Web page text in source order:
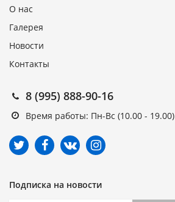
О нас
Галерея
Новости
Контакты
8 (995) 888-90-16
Время работы: Пн-Вс (10.00 - 19.00)
Подписка на новости